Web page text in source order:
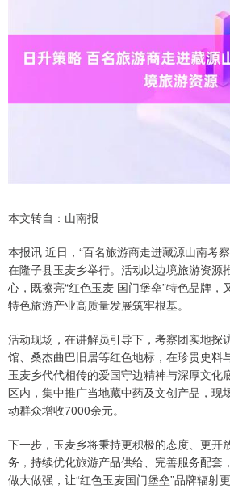
本文转自：山南报
本报讯 近日，“百名旅游商走进藏源山南考
在隆子县玉麦乡举行。活动以边境旅游资源
心，既擦亮“红色玉麦 国门堡垒”特色品牌，
特色旅游产业高质量发展筑牢根基。
活动现场，在讲解员引导下，考察团实地探
馆、桑杰曲巴旧居等红色地标，在珍贵史料
玉麦乡代代相传的爱国守边精神与深厚文化
区内，集中推广当地藏中药及文创产品，现
动群众增收7000余元。
下一步，玉麦乡将秉持更积极的态度、更开
务，持续优化旅游产品供给、完善服务配套
做大做强，让“红色玉麦国门堡垒”品牌辐射更